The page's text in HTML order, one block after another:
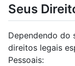
Seus
Dependendo do
direitos legais
Pessoais: